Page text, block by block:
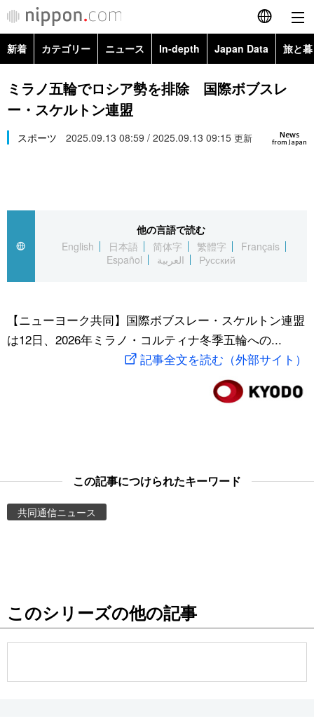
English
简体字
Русский
カテゴリー
経済・ビジネス
国際
文化
トップ
アーカイブ
In-depth
Japan Data
動画/Live
お知らせ
新着 カテゴリー ニュース In-depth Japan Data 旅と
政治・外交
経済・ビジネス
スポーツ・東京2020
Topics
ミラノ五輪でロシア勢を排除 国際ボブスレ
ー・スケルトン連盟
News
from Japan
スポーツ 2025.09.13 08:59 / 2025.09.13 09:15 更新
他の言語で読む
English
日本語 简体字 繁體字
Français
Español
العربية Русский
【ニューヨーク共同】国際ボブスレー・スケルトン連盟
は12日、2026年ミラノ・コルティナ冬季五輪への...
記事全文を読む（外部サイト）
この記事につけられたキーワード
共同通信ニュース
このシリーズの他の記事